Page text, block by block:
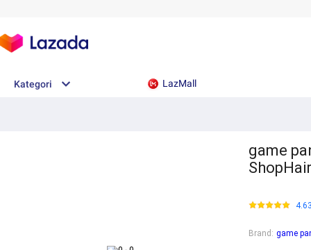
Kategori LazMall
game
Brand : game